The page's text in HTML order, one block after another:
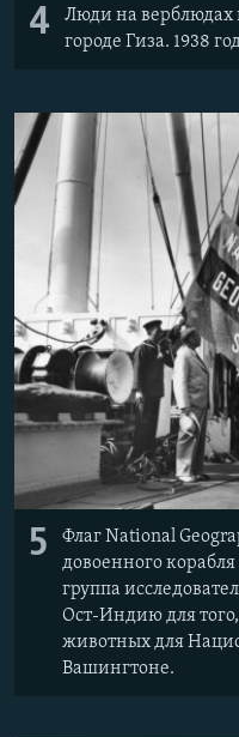
4
Люди на верблюдах
городе Гиза. 1938
5
Флаг National
довоенного
группа
Ост-Индию для того,
животных для
Вашингтоне.